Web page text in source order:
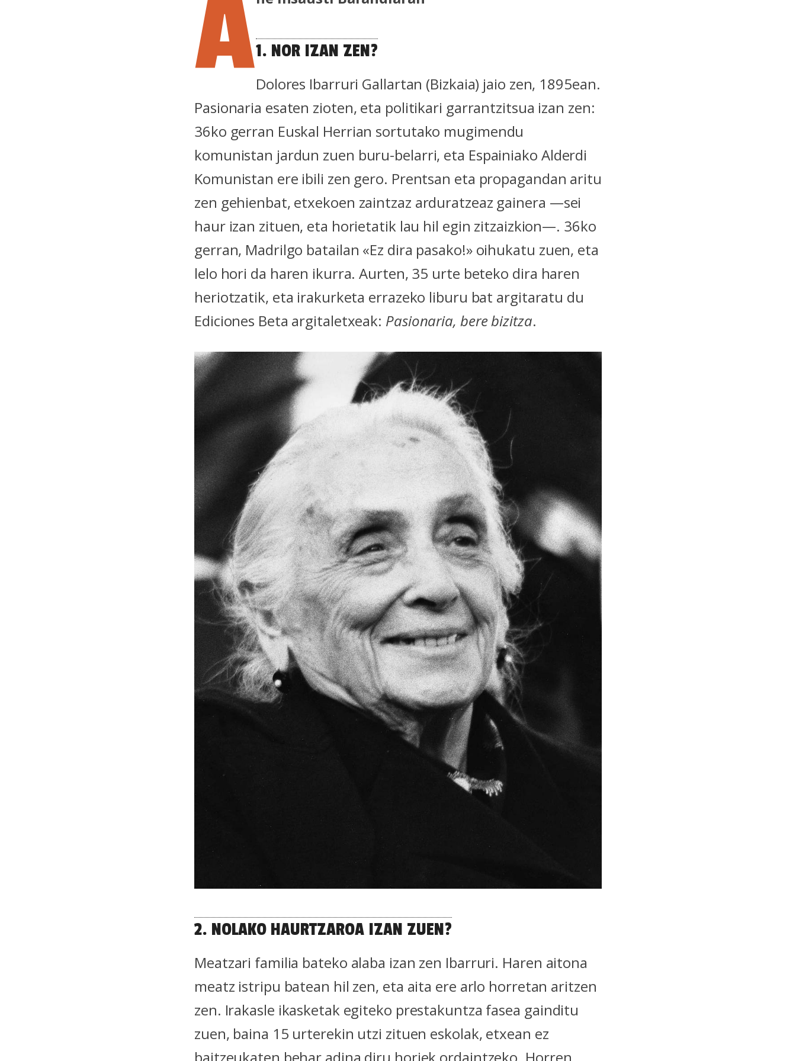
A1. NOR IZAN ZEN?
Dolores Ibarruri Gallartan (Bizkaia) jaio zen, 1895ean.
Pasionaria esaten zioten, eta politikari garrantzitsua izan zen:
36ko gerran Euskal Herrian sortutako mugimendu
komunistan jardun zuen buru-belarri, eta Espainiako Alderdi
Komunistan ere ibili zen gero. Prentsan eta propagandan aritu
zen gehienbat, etxekoen zaintzaz arduratzeaz gainera —sei
haur izan zituen, eta horietatik lau hil egin zitzaizkion—. 36ko
gerran, Madrilgo batailan «Ez dira pasako!» oihukatu zuen, eta
lelo hori da haren ikurra. Aurten, 35 urte beteko dira haren
heriotzatik, eta irakurketa errazeko liburu bat argitaratu du
Ediciones Beta argitaletxeak: Pasionaria, bere bizitza.
2. NOLAKO HAURTZAROA IZAN ZUEN?
Meatzari familia bateko alaba izan zen Ibarruri. Haren aitona
meatz istripu batean hil zen, eta aita ere arlo horretan aritzen
zen. Irakasle ikasketak egiteko prestakuntza fasea gainditu
zuen, baina 15 urterekin utzi zituen eskolak, etxean ez